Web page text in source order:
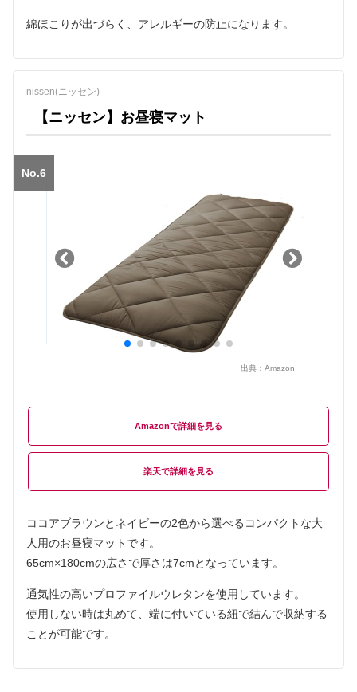
綿ほこりが出づらく、アレルギーの防止になります。
nissen(ニッセン)
【ニッセン】お昼寝マット
No.6
出典： Amazon
Amazon
楽天
ココアブラウンとネイビーの2色から選べるコンパクトな大
人用のお昼寝マットです。
65cm×180cmの広さで厚さは7cmとなっています。
通気性の高いプロファイルウレタンを使用しています。
使用しない時は丸めて、端に付いている紐で結んで収納する
ことが可能です。